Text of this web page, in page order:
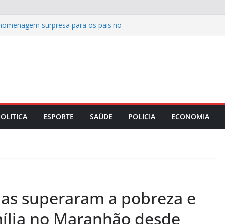
surpresa para os pais no
do programa Escola Nova
obra de infraestrutura na Via
a produção de leite? Especialista
crenças sobre a alimentação durante
ESPORTE SAÚDE POLICIA ECONOMIA
superaram a pobreza e
no Maranhão desde